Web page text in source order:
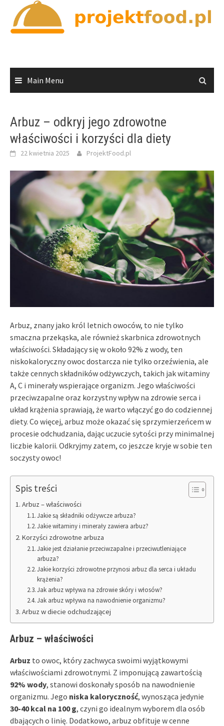
content
Main Menu
Arbuz – odkryj jego zdrowotne
właściwości i korzyści dla diety
22 kwietnia 2025 ProjektFood.pl
Arbuz, znany jako król letnich owoców, to nie tylko
smaczna przekąska, ale również skarbnica zdrowotnych
właściwości. Składający się w około 92% z wody, ten
niskokaloryczny owoc dostarcza nie tylko orzeźwienia, ale
także cennych składników odżywczych, takich jak witaminy
A, C i minerały wspierające organizm. Jego właściwości
przeciwzapalne oraz korzystny wpływ na zdrowie serca i
układ krążenia sprawiają, że warto włączyć go do codziennej
diety. Co więcej, arbuz może okazać się sprzymierzeńcem w
procesie odchudzania, dając uczucie sytości przy minimalnej
liczbie kalorii. Odkryjmy zatem, co jeszcze kryje w sobie ten
soczysty owoc!
Spis treści
Arbuz – właściwości
Jakie są składniki odżywcze arbuza?
Jakie witaminy i minerały zawiera arbuz?
Korzyści zdrowotne arbuza
Jakie jest działanie przeciwzapalne i przeciwutleniające
arbuza?
Jakie korzyści zdrowotne przynosi arbuz dla serca i układu
krążenia?
Jak arbuz wpływa na zdrowie skóry i włosów?
Jak arbuz wpływa na nawodnienie organizmu?
Arbuz w diecie odchudzającej
Arbuz – właściwości
Arbuz to owoc, który zachwyca swoimi wyjątkowymi
właściwościami zdrowotnymi. Z imponującą zawartością
92% wody, stanowi doskonały sposób na nawodnienie
organizmu. Jego niska kaloryczność, wynosząca jedynie
30-40 kcal na 100 g, czyni go idealnym wyborem dla osób
dbających o linię. Dodatkowo, arbuz obfituje w cenne